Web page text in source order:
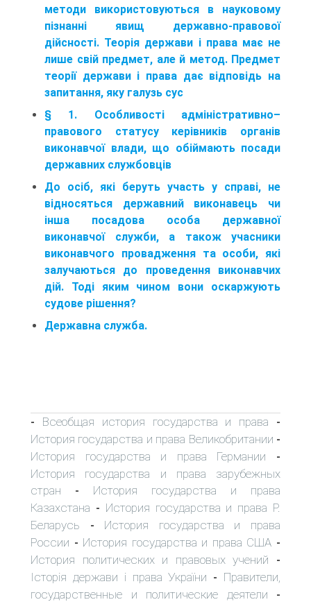
методи використовуються в науковому
пізнанні явищ державно-правової
дійсності. Теорія держави і права має не
лише свій предмет, але й метод. Предмет
теорії держави і права дає відповідь на
запитання, яку галузь сус
§ 1. Особливості адміністративно–
правового статусу керівників органів
виконавчої влади, що обіймають посади
державних службовців
До осіб, які беруть участь у справі, не
відносяться державний виконавець чи
інша посадова особа державної
виконавчої служби, а також учасники
виконавчого провадження та особи, які
залучаються до проведення виконавчих
дій. Тоді яким чином вони оскаржують
судове рішення?
Державна служба.
- Всеобщая история государства и права -
История государства и права Великобритании -
История государства и права Германии -
История государства и права зарубежных
стран - История государства и права
Казахстана - История государства и права Р.
Беларусь - История государства и права
России - История государства и права США -
История политических и правовых учений -
Історія держави і права України - Правители,
государственные и политические деятели -